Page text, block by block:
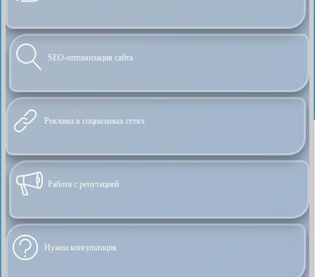
SEO-оптимизация сайта
Реклама в социальных сетях
Работа с репутацией
Нужна консультация